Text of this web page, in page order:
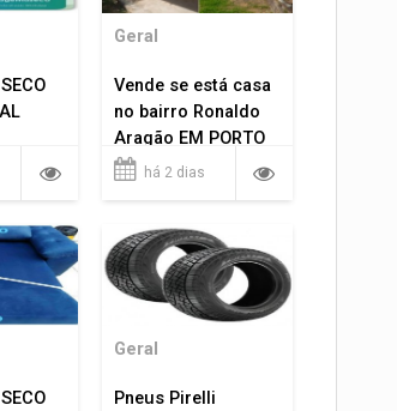
Geral
Vende se está casa
no bairro Ronaldo
Aragão EM PORTO
VELHO RO.
há 2 dias
Geral
Pneus Pirelli